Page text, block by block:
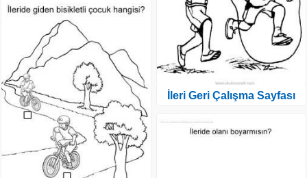
İleri Geri Çalışma Sayfası